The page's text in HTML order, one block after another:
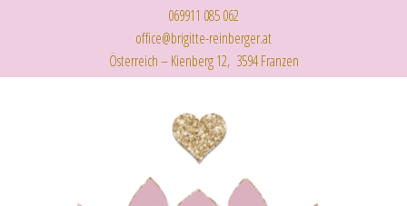
069911 085 062
office@brigitte-reinberger.at
Österreich – Kienberg 12, 3594 Franzen